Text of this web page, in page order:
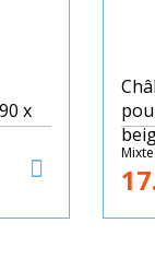
x
Mixte